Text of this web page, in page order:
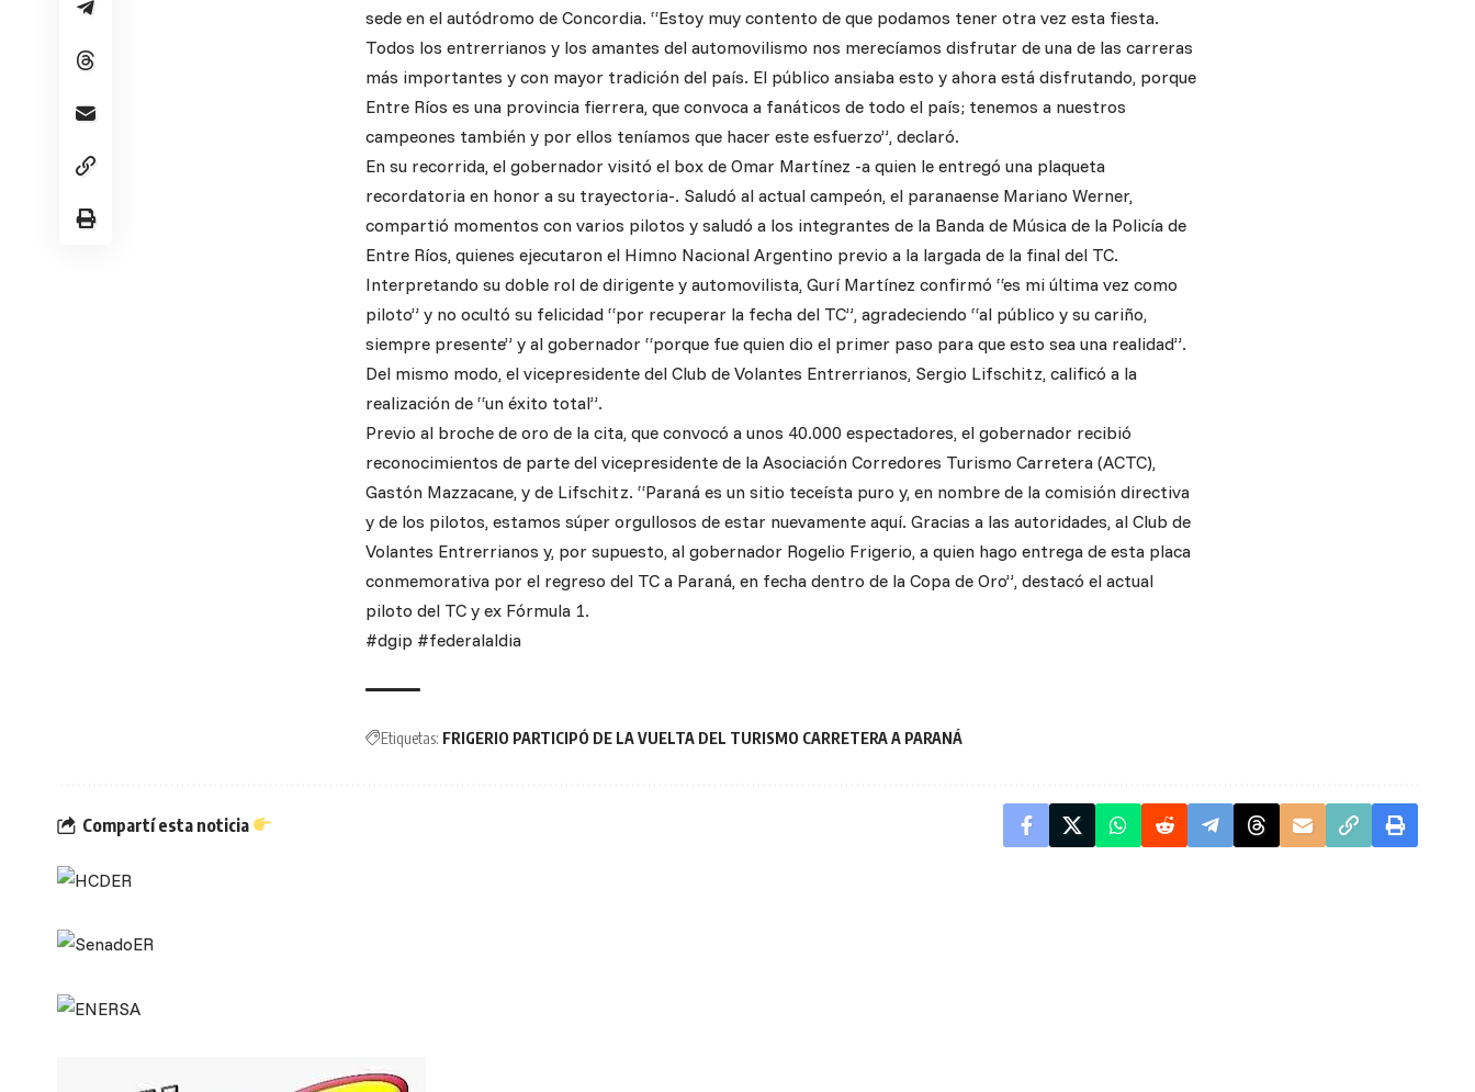
sede en el autódromo de Concordia. “Estoy muy contento de que podamos tener otra vez esta fiesta.
Todos los entrerrianos y los amantes del automovilismo nos merecíamos disfrutar de una de las carreras
más importantes y con mayor tradición del país. El público ansiaba esto y ahora está disfrutando, porque
Entre Ríos es una provincia fierrera, que convoca a fanáticos de todo el país; tenemos a nuestros
campeones también y por ellos teníamos que hacer este esfuerzo”, declaró.
En su recorrida, el gobernador visitó el box de Omar Martínez -a quien le entregó una plaqueta
recordatoria en honor a su trayectoria-. Saludó al actual campeón, el paranaense Mariano Werner,
compartió momentos con varios pilotos y saludó a los integrantes de la Banda de Música de la Policía de
Entre Ríos, quienes ejecutaron el Himno Nacional Argentino previo a la largada de la final del TC.
Interpretando su doble rol de dirigente y automovilista, Gurí Martínez confirmó “es mi última vez como
piloto” y no ocultó su felicidad “por recuperar la fecha del TC”, agradeciendo “al público y su cariño,
siempre presente” y al gobernador “porque fue quien dio el primer paso para que esto sea una realidad”.
Del mismo modo, el vicepresidente del Club de Volantes Entrerrianos, Sergio Lifschitz, calificó a la
realización de “un éxito total”.
Previo al broche de oro de la cita, que convocó a unos 40.000 espectadores, el gobernador recibió
reconocimientos de parte del vicepresidente de la Asociación Corredores Turismo Carretera (ACTC),
Gastón Mazzacane, y de Lifschitz. “Paraná es un sitio teceísta puro y, en nombre de la comisión directiva
y de los pilotos, estamos súper orgullosos de estar nuevamente aquí. Gracias a las autoridades, al Club de
Volantes Entrerrianos y, por supuesto, al gobernador Rogelio Frigerio, a quien hago entrega de esta placa
conmemorativa por el regreso del TC a Paraná, en fecha dentro de la Copa de Oro”, destacó el actual
piloto del TC y ex Fórmula 1.
#dgip #federalaldia
Etiquetas: FRIGERIO PARTICIPÓ DE LA VUELTA DEL TURISMO CARRETERA A PARANÁ
Compartí esta noticia